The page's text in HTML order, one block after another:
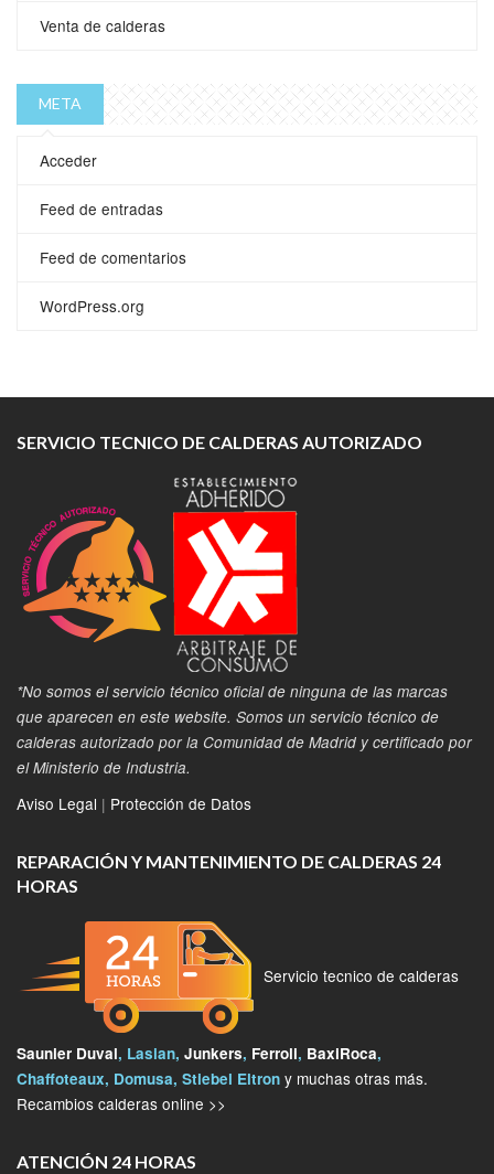
Venta de calderas
META
Acceder
Feed de entradas
Feed de comentarios
WordPress.org
SERVICIO TECNICO DE CALDERAS AUTORIZADO
*No somos el servicio técnico oficial de ninguna de las marcas
que aparecen en este website. Somos un servicio técnico de
calderas autorizado por la Comunidad de Madrid y certificado por
el Ministerio de Industria.
Aviso Legal | Protección de Datos
REPARACIÓN Y MANTENIMIENTO DE CALDERAS 24
HORAS
Servicio tecnico de calderas
Saunier Duval, Lasian, Junkers, Ferroli, BaxiRoca,
Chaffoteaux, Domusa, Stiebel Eltron y muchas otras más.
Recambios calderas online >>
ATENCIÓN 24 HORAS